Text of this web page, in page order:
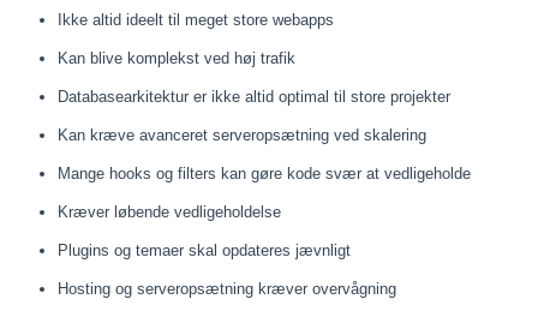
Ikke altid ideelt til meget store webapps
Kan blive komplekst ved høj trafik
Databasearkitektur er ikke altid optimal til store projekter
Kan kræve avanceret serveropsætning ved skalering
Mange hooks og filters kan gøre kode svær at vedligeholde
Kræver løbende vedligeholdelse
Plugins og temaer skal opdateres jævnligt
Hosting og serveropsætning kræver overvågning